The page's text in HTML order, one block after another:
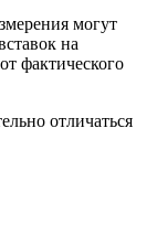
могут
на
фактического
отличаться